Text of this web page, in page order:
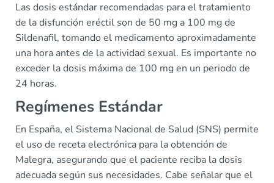
Las dosis estándar recomendadas para el tratamiento
de la disfunción eréctil son de 50 mg a 100 mg de
Sildenafil, tomando el medicamento aproximadamente
una hora antes de la actividad sexual. Es importante no
exceder la dosis máxima de 100 mg en un periodo de
24 horas.
Regímenes Estándar
En España, el Sistema Nacional de Salud (SNS) permite
el uso de receta electrónica para la obtención de
Malegra, asegurando que el paciente reciba la dosis
adecuada según sus necesidades. Cabe señalar que el